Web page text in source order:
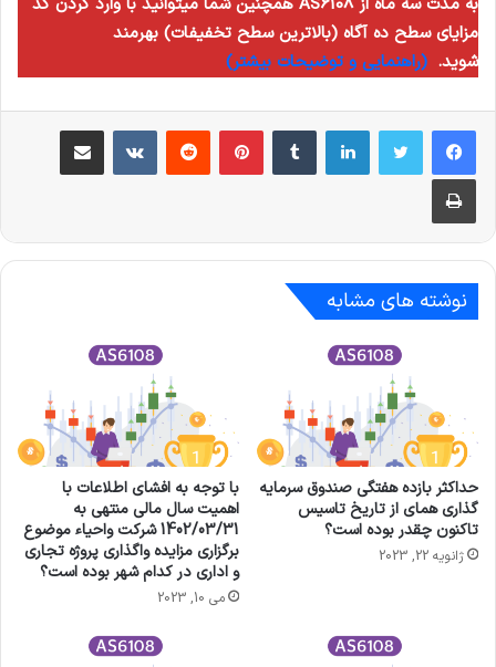
مزایای سطح ده آگاه (بالاترین سطح تخفیفات) بهرمند
شوید. (راهنمایی و توضیحات بیشتر)
لینکدین ‫تامبلر ‫پین‌ترست‫رددیت ‫VKontakteاشتراک گذاری از طریق ایمیل
چاپ
نوشته های مشابه
حداکثر بازده هفتگی صندوق سرمایه
گذاری همای از تاریخ تاسیس
تاکنون چقدر بوده است؟
ژانویه 22, 2023
با توجه به افشای اطلاعات با
اهمیت سال مالی منتهی به
1402/03/31 شرکت واحياء موضوع
برگزاری مزایده واگذاری پروژه تجاری
و اداری در کدام شهر بوده است؟
می 10, 2023